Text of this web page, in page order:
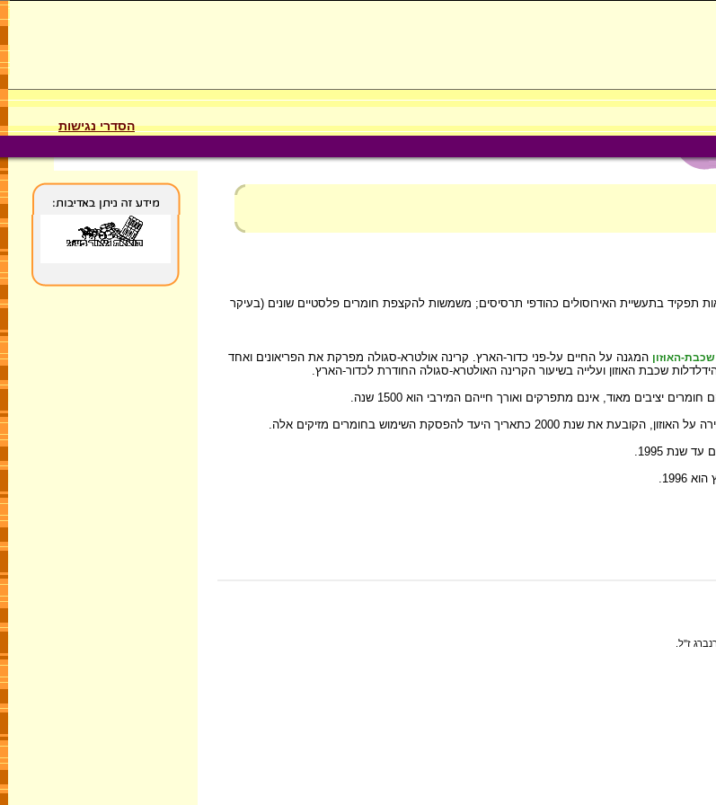
הסדרי נגישות
תפקיד בתעשיית האירוסולים כהודפי תרסיסים; משמשות להקצפת חומרים פלסטיים שונים (בעיקר
שכבת-האוזון המגנה על החיים על-פני כדור-הארץ. קרינה אולטרא-סגולה מפרקת את הפריאונים ואחד
שכבת האוזון ועלייה בשיעור הקרינה האולטרא-סגולה החודרת לכדור-הארץ.
היעד להפסקת השימוש בחומרים מזיקים אלה.
שנת 1995.